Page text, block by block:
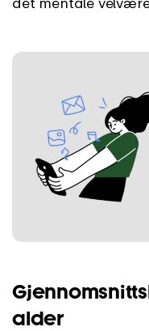
alder